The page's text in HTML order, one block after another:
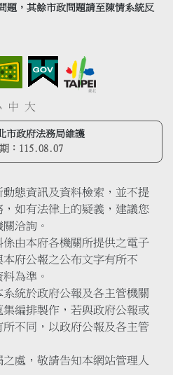
題，其餘市政問題請至陳情系統反
中 大
市政府法務局維護
： 115.08.07
態資訊及資料檢索，並不提
如有法律上的疑義，建議您
洽詢。
由本府各機關所提供之電子
府公報之公布文字有所不
為準。
統於政府公報及各主管機關
編排製作，若與政府公報或
不同，以政府公報及各主管
處，敬請告知本網站管理人